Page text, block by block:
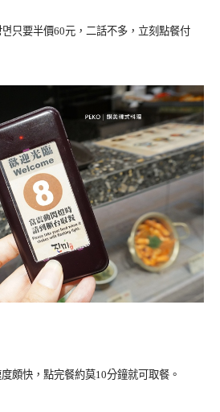
면只要半價60元，二話不多，立刻點餐付
頗快，點完餐約莫10分鐘就可取餐。